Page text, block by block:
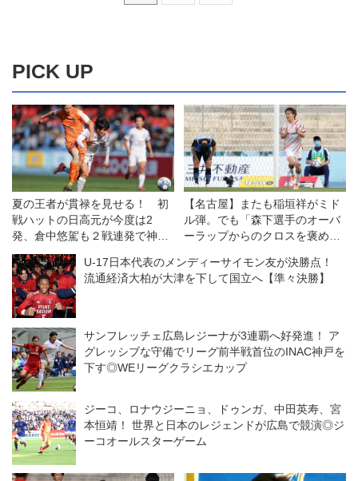
PICK UP
夏の王者が貫禄を見せる！ 初
戦ハットの日高元が今度は2
発、倉中悠駕も２戦連発で神村
学園が水口に４−０快勝【3回
戦】
【名古屋】またも稲垣祥がミド
ル弾。でも「森下選手のオーバ
ーラップからのクロスを褒めて
U-17日本代表のメンディーサイモン友が決勝点！
流通経済大柏が大津を下して国立へ【準々決勝】
サンフレッチェ広島レジーナが3連覇へ好発進！ ア
グレッシブな守備でリーグ前半戦首位のINAC神戸を
下す◎WEリーグクラシエカップ
ジーコ、ロナウジーニョ、ドゥンガ、中田英寿、宮
本恒靖！ 世界と日本のレジェンドが広島で競演◎ジ
ーコオールスターゲーム